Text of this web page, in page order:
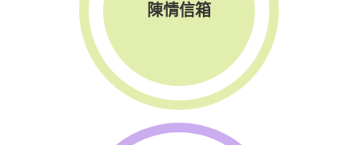
陳情信箱